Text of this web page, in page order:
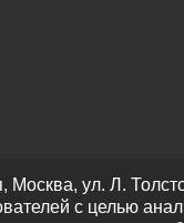
ул. Л.
с целью